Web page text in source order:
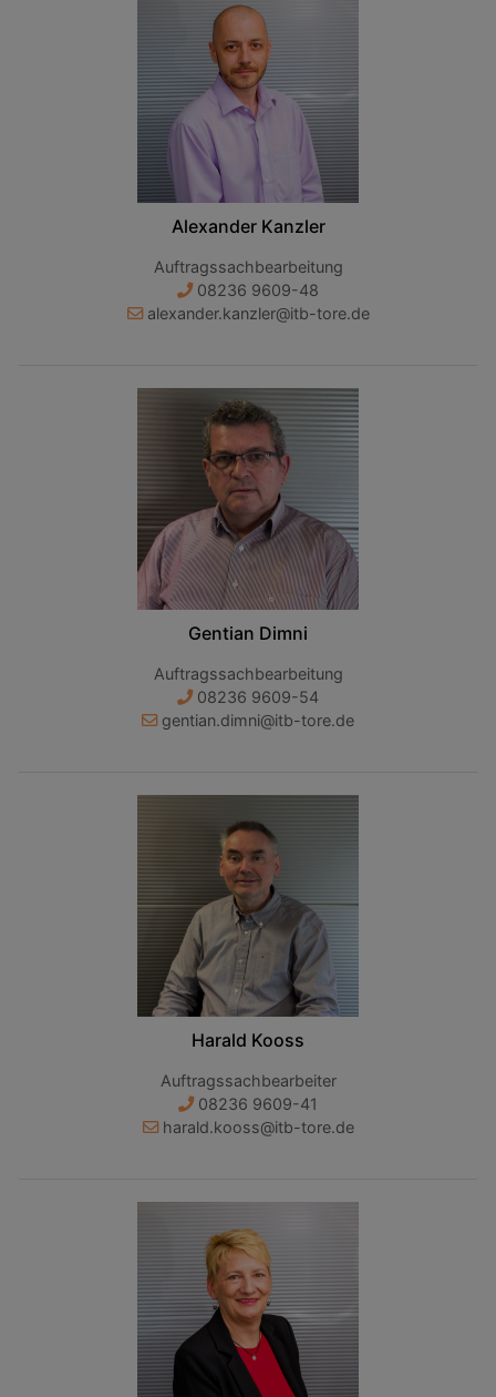
Alexander Kanzler
Auftragssachbearbeitung
08236 9609-48
alexander.kanzler@itb-tore.de
Gentian Dimni
Auftragssachbearbeitung
08236 9609-54
gentian.dimni@itb-tore.de
Harald Kooss
Auftragssachbearbeiter
08236 9609-41
harald.kooss@itb-tore.de